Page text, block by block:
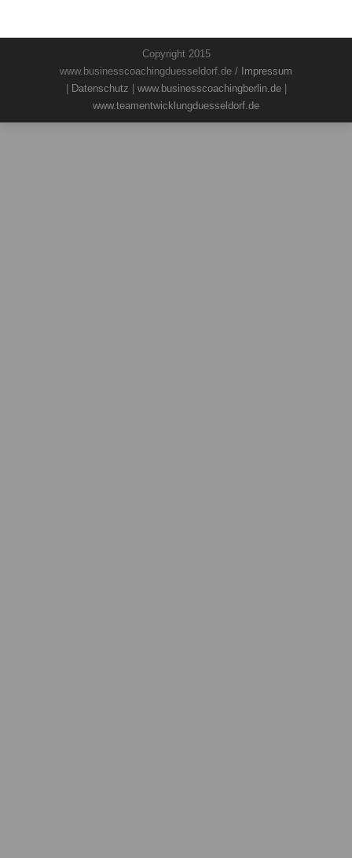
Copyright 2015
www.businesscoachingduesseldorf.de / Impressum
Datenschutz www.businesscoachingberlin.de|
www.teamentwicklungduesseldorf.de